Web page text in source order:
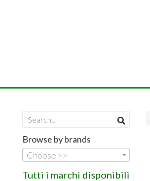
Browse by brands
Choose >>
Tutti i marchi disponibili